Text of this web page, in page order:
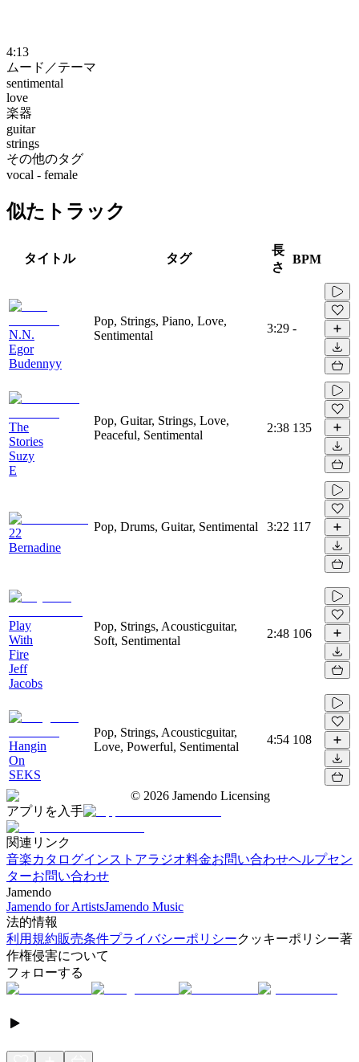
4:13
ムード／テーマ
sentimental
love
楽器
guitar
strings
その他のタグ
vocal - female
似たトラック
タイトル タグ
長
さ
BPM
N.N.
Egor
Budennyy
Pop, Strings, Piano, Love,
Sentimental
3:29 -
The
Stories
Suzy
E
Pop, Guitar, Strings, Love,
Peaceful, Sentimental
2:38 135
22
Bernadine
Pop, Drums, Guitar, Sentimental 3:22 117
Play
With
Fire
Jeff
Jacobs
Pop, Strings, Acousticguitar,
Soft, Sentimental
2:48 106
Hangin
On
SEKS
Pop, Strings, Acousticguitar,
Love, Powerful, Sentimental
4:54 108
© 2026 Jamendo Licensing
アプリを入手
関連リンク
音楽カタログインストアラジオ料金お問い合わせヘルプセン
ターお問い合わせ
Jamendo
Jamendo for ArtistsJamendo Music
法的情報
利用規約販売条件プライバシーポリシークッキーポリシー著
作権侵害について
フォローする